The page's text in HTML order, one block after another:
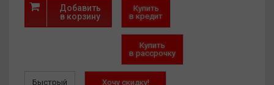
Добавить
в корзину
Купить
в кредит
Купить
в рассрочку
Быстрый
Хочу скидку!